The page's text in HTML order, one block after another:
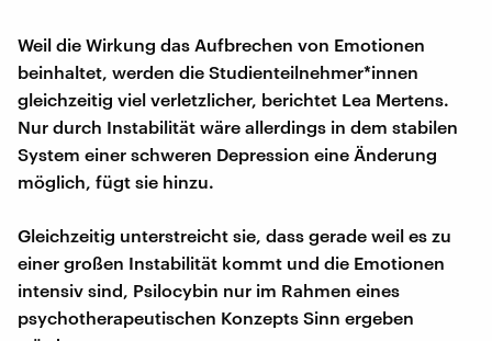
Weil die Wirkung das Aufbrechen von Emotionen
beinhaltet, werden die Studienteilnehmer*innen
gleichzeitig viel verletzlicher, berichtet Lea Mertens.
Nur durch Instabilität wäre allerdings in dem stabilen
System einer schweren Depression eine Änderung
möglich, fügt sie hinzu.
Gleichzeitig unterstreicht sie, dass gerade weil es zu
einer großen Instabilität kommt und die Emotionen
intensiv sind, Psilocybin nur im Rahmen eines
psychotherapeutischen Konzepts Sinn ergeben